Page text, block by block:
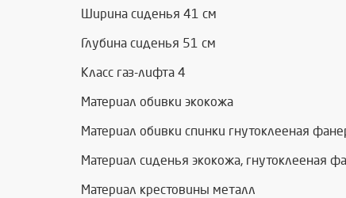
Ширина сиденья 41 см
Глубина сиденья 51 см
Класс газ-лифта 4
Материал обивки экокожа
Материал обивки спинки гнутоклееная
Материал сиденья экокожа, гнутоклееная
Материал крестовины металл